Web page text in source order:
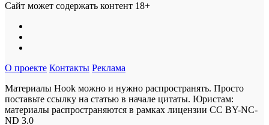
Сайт может содержать контент 18+
О проекте Контакты Реклама
Материалы Hook можно и нужно распространять. Просто
поставьте ссылку на статью в начале цитаты. Юристам:
материалы распространяются в рамках лицензии CC BY-NC-
ND 3.0